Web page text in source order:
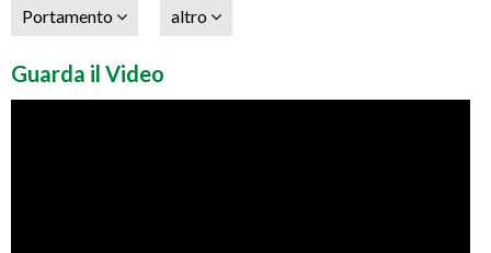
Portamento
altro
Guarda il Video